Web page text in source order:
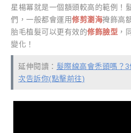
星楊冪就是一個額頭較高的範例！
們，一般都會運用修剪瀏海掩飾高
胎毛植髮可以更有效的修飾臉型 ，
變化！
延伸閱讀： 髮際線高會禿頭嗎？
次告訴你(點擊前往)